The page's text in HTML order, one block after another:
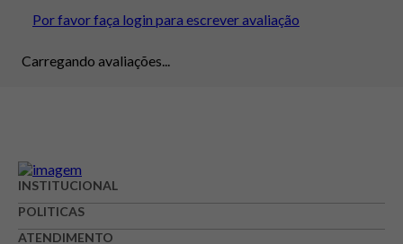
Por favor faça login para escrever avaliação
Carregando avaliações...
INSTITUCIONAL
POLITICAS
ATENDIMENTO